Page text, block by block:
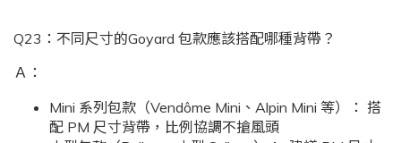
Q23：不同尺寸的Goyard 包款應該搭配哪種背帶？
Ａ：
Mini 系列包款（Vendôme Mini、Alpin Mini 等）： 搭
配 PM 尺寸背帶，比例協調不搶風頭